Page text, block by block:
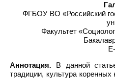
ФГБОУ ВО «Российский
Факультет
Аннотация. В данной
традиции, культура